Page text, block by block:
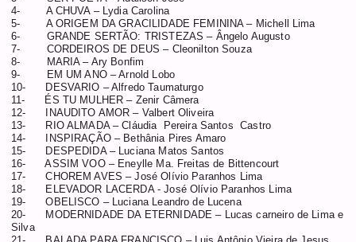
4-
A CHUVA – Lydia Carolina
5-
A ORIGEM DA GRACILIDADE FEMININA – Michell Lima
6-
GRANDE SERTÃO: TRISTEZAS – Ângelo Augusto
7-
CORDEIROS DE DEUS – Cleonilton Souza
8-
MARIA – Ary Bonfim
9-
EM UM ANO – Arnold Lobo
10-
DESVARIO – Alfredo Taumaturgo
11-
ÉS TU MULHER – Zenir Câmera
12-
INAUDITO AMOR – Valbert Oliveira
13-
RIO ALMADA – Cláudia Pereira Santos
Castro
14-
INSPIRAÇÃO – Bethânia Pires Amaro
15-
DESPEDIDA – Luciana Matos Santos
16-
ASSIM VOO – Eneylle Ma. Freitas de Bittencourt
17-
CHOREM AVES – José Olívio Paranhos Lima
18-
ELEVADOR LACERDA - José Olívio Paranhos Lima
19-
OBELISCO – Luciana Leandro de Lucena
20-
MODERNIDADE DA ETERNIDADE – Lucas carneiro de Lima e
Silva